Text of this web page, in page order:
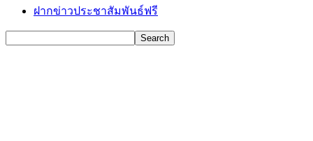
ฝากข่าวประชาสัมพันธ์ฟรี